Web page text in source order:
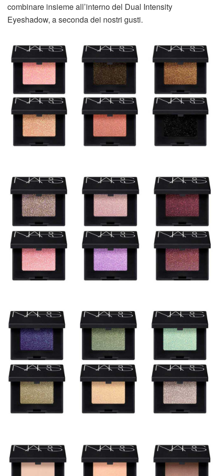
combinare insieme all’interno del Dual Intensity
Eyeshadow, a seconda dei nostri gusti.